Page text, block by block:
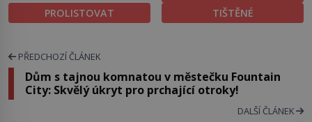
PROLISTOVAT
TIŠTĚNÉ
PŘEDCHOZÍ ČLÁNEK
Dům s tajnou komnatou v městečku Fountain
City: Skvělý úkryt pro prchající otroky!
DALŠÍ ČLÁNEK